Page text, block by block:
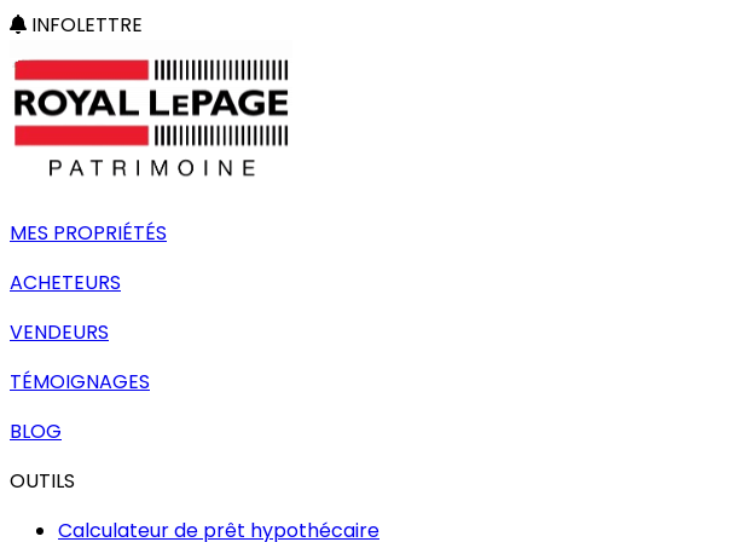
INFOLETTRE
MES PROPRIÉTÉS
ACHETEURS
VENDEURS
TÉMOIGNAGES
BLOG
OUTILS
Calculateur de prêt hypothécaire